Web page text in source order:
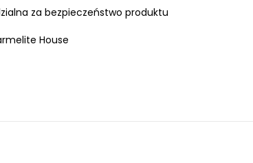
za bezpieczeństwo produktu
House